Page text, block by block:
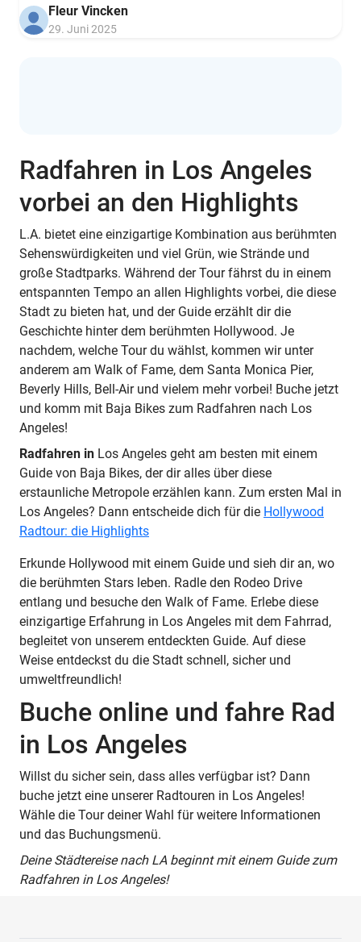
Fleur Vincken
29. Juni 2025
Radfahren in Los Angeles
vorbei an den Highlights
L.A. bietet eine einzigartige Kombination aus berühmten
Sehenswürdigkeiten und viel Grün, wie Strände und
große Stadtparks. Während der Tour fährst du in einem
entspannten Tempo an allen Highlights vorbei, die diese
Stadt zu bieten hat, und der Guide erzählt dir die
Geschichte hinter dem berühmten Hollywood. Je
nachdem, welche Tour du wählst, kommen wir unter
anderem am Walk of Fame, dem Santa Monica Pier,
Beverly Hills, Bell-Air und vielem mehr vorbei! Buche jetzt
und komm mit Baja Bikes zum Radfahren nach Los
Angeles!
Radfahren in Los Angeles geht am besten mit einem
Guide von Baja Bikes, der dir alles über diese
erstaunliche Metropole erzählen kann. Zum ersten Mal in
Los Angeles? Dann entscheide dich für die Hollywood
Radtour: die Highlights
Erkunde Hollywood mit einem Guide und sieh dir an, wo
die berühmten Stars leben. Radle den Rodeo Drive
entlang und besuche den Walk of Fame. Erlebe diese
einzigartige Erfahrung in Los Angeles mit dem Fahrrad,
begleitet von unserem entdeckten Guide. Auf diese
Weise entdeckst du die Stadt schnell, sicher und
umweltfreundlich!
Buche online und fahre Rad
in Los Angeles
Willst du sicher sein, dass alles verfügbar ist? Dann
buche jetzt eine unserer Radtouren in Los Angeles!
Wähle die Tour deiner Wahl für weitere Informationen
und das Buchungsmenü.
Deine Städtereise nach LA beginnt mit einem Guide zum
Radfahren in Los Angeles!